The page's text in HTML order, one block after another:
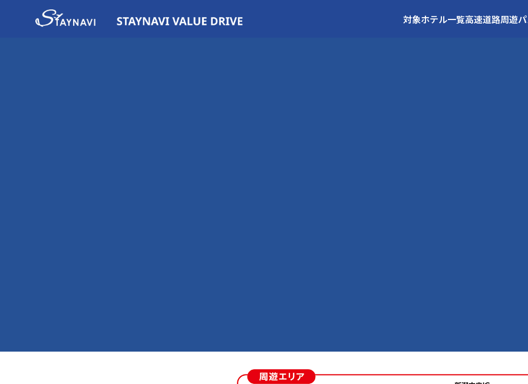
対象ホテル一覧高速道路周遊